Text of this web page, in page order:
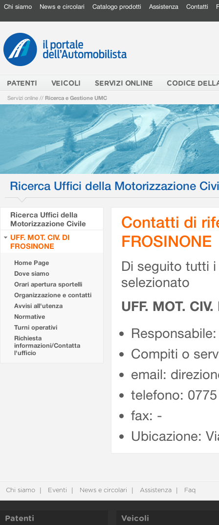
Chi siamo News e circolari Catalogo prodotti Assistenza Contatti
PATENTI VEICOLI SERVIZI ONLINE CODICE
Servizi online // Ricerca e Gestione UMC
Ricerca Uffici della Motorizzazione
Ricerca Uffici della
Motorizzazione Civile
UFF. MOT. CIV. DI
FROSINONE
Home Page
Dove siamo
Orari apertura sportelli
Organizzazione e contatti
Avvisi all'utenza
Normative
Turni operativi
Richiesta
informazioni/Contatta
l'ufficio
Contatti di
FROSINONE
Di seguito tutti
selezionato
UFF. MOT.
Compiti o
email:
telefono:
fax: -
Ubicazione:
Chi siamo Eventi News e circolari Assistenza Faq
Patenti Veicoli